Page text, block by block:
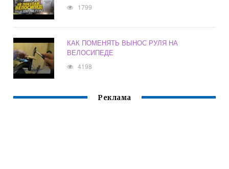
1799
КАК ПОМЕНЯТЬ ВЫНОС РУЛЯ НА
ВЕЛОСИПЕДЕ
4198
Реклама